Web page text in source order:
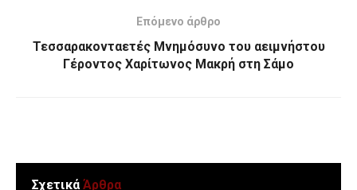
Επόμενο άρθρο
Τεσσαρακονταετές Μνημόσυνο του αειμνήστου
Γέροντος Χαρίτωνος Μακρή στη Σάμο
ΣχετικάΆρθρα